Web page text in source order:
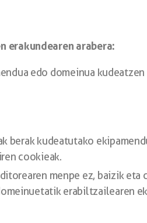
erakundearen arabera:
edo domeinua
berak kudeatutako
cookieak.
menpe ez, baizik
erabiltzailearen